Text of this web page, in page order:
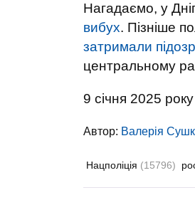
Нагадаємо, у
вибух. Пізніше
затримали
центральному
9 січня 2025 року
Автор: Валерiя
Нацполіція (15796)